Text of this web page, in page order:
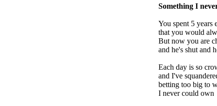
Something I
You spent 5 years
that you would
But now you are
and he's shut and
Each day is so
and I've
betting too big to
I never could own